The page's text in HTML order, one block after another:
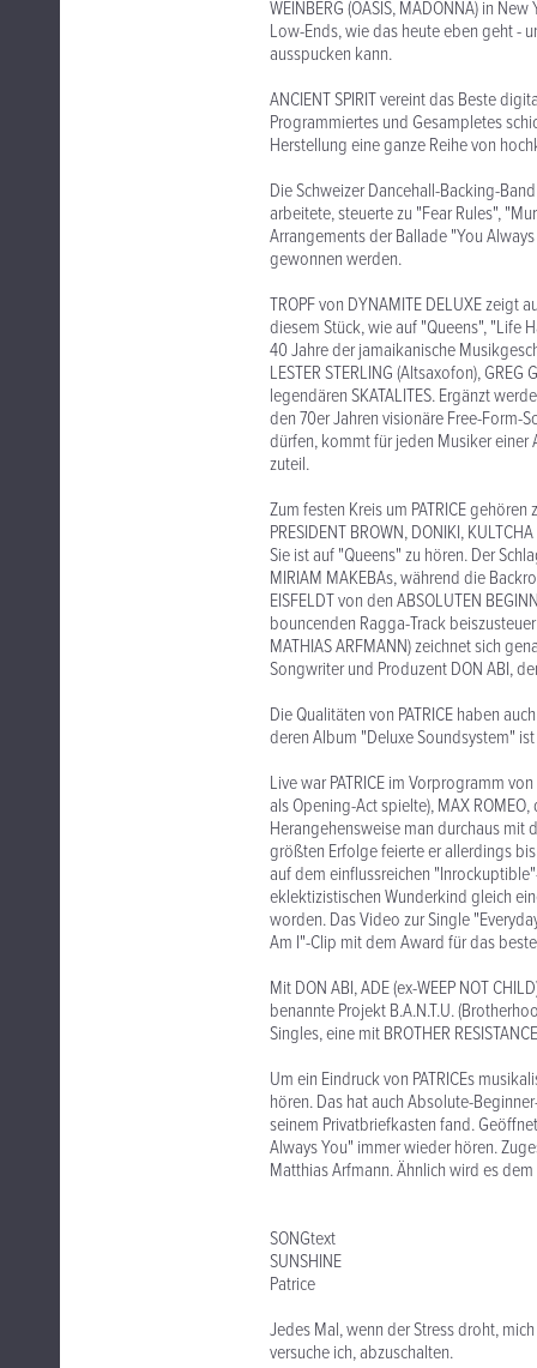
WEINBERG (OASIS, MADONNA) in
Low-Ends, wie das heute eben geht -
ausspucken kann.
ANCIENT SPIRIT vereint das Beste
Programmiertes und Gesampletes
Herstellung eine ganze Reihe von
Die Schweizer Dancehall-Backing-
arbeitete, steuerte zu "Fear Rules",
Arrangements der Ballade "You Always
gewonnen werden.
TROPF von DYNAMITE DELUXE
diesem Stück, wie auf "Queens", "Life
40 Jahre der jamaikanische
LESTER STERLING (Altsaxofon),
legendären SKATALITES. Ergänzt
den 70er Jahren visionäre Free-Form-
dürfen, kommt für jeden Musiker einer
zuteil.
Zum festen Kreis um PATRICE
PRESIDENT BROWN, DONIKI,
Sie ist auf "Queens" zu hören. Der
MIRIAM MAKEBAs, während die
EISFELDT von den ABSOLUTEN
bouncenden Ragga-Track
MATHIAS ARFMANN) zeichnet sich
Songwriter und Produzent DON ABI,
Die Qualitäten von PATRICE haben
deren Album "Deluxe Soundsystem"
Live war PATRICE im Vorprogramm
als Opening-Act spielte), MAX
Herangehensweise man durchaus mit
größten Erfolge feierte er allerdings
auf dem einflussreichen
eklektizistischen Wunderkind gleich
worden. Das Video zur Single
Am I"-Clip mit dem Award für das
Mit DON ABI, ADE (ex-WEEP NOT
benannte Projekt B.A.N.T.U.
Singles, eine mit BROTHER
Um ein Eindruck von PATRICEs
hören. Das hat auch Absolute-
seinem Privatbriefkasten fand.
Always You" immer wieder hören.
Matthias Arfmann. Ähnlich wird es
SONGtext
SUNSHINE
Patrice
Jedes Mal, wenn der Stress droht,
versuche ich, abzuschalten.